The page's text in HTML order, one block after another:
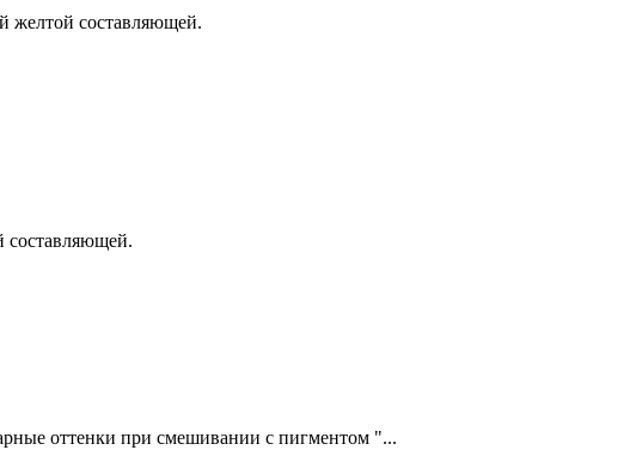
желтой составляющей.
составляющей.
оттенки при смешивании с пигментом "...